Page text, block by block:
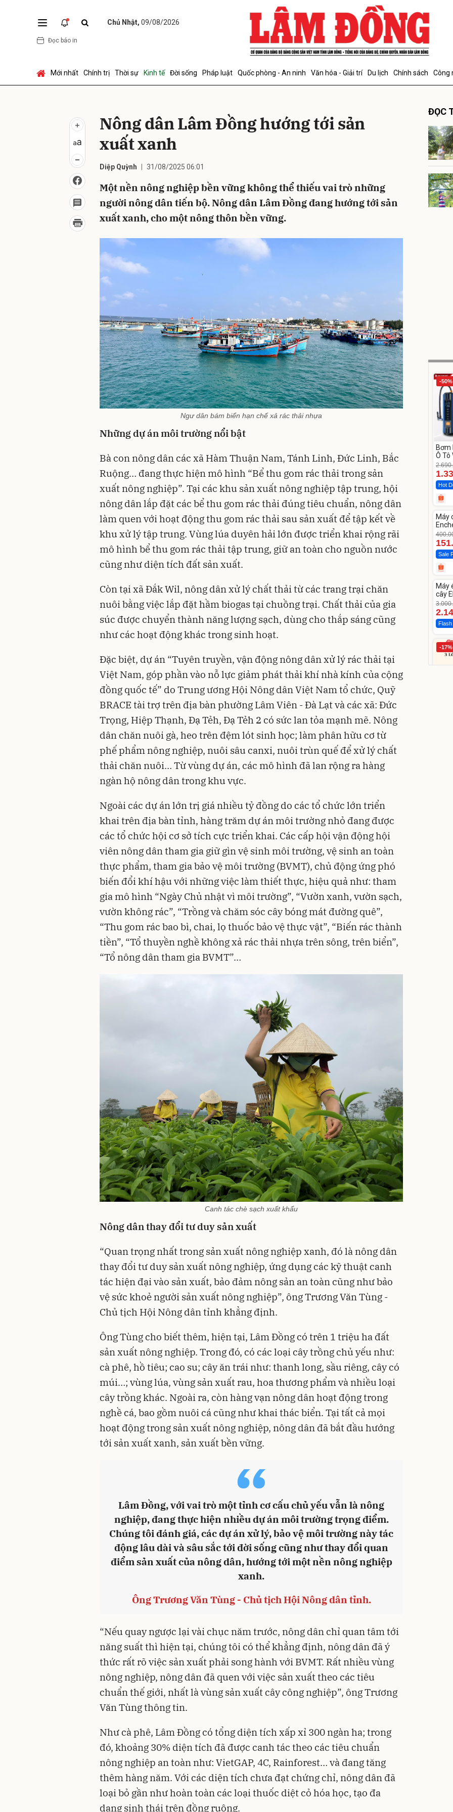
Chủ Nhật, 09/08/2026
Đọc báo in
Mới nhất Chính trị Thời sự Kinh tế Đời sống Pháp luật Quốc phòng - An ninh Văn hóa - Giải trí Du lịch Chính sách Công
Nông dân Lâm Ðồng hướng tới sản
xuất xanh
Diệp Quỳnh 31/08/2025 06:01
Một nền nông nghiệp bền vững không thể thiếu vai trò những
người nông dân tiến bộ. Nông dân Lâm Đồng đang hướng tới sản
xuất xanh, cho một nông thôn bền vững.
Ngư dân bám biển hạn chế xả rác thải nhựa
Những dự án môi trường nổi bật
Bà con nông dân các xã Hàm Thuận Nam, Tánh Linh, Đức Linh, Bắc
Ruộng… đang thực hiện mô hình “Bể thu gom rác thải trong sản
xuất nông nghiệp”. Tại các khu sản xuất nông nghiệp tập trung, hội
nông dân lắp đặt các bể thu gom rác thải đúng tiêu chuẩn, nông dân
làm quen với hoạt động thu gom rác thải sau sản xuất để tập kết về
khu xử lý tập trung. Vùng lúa duyên hải lớn được triển khai rộng rãi
mô hình bể thu gom rác thải tập trung, giữ an toàn cho nguồn nước
cũng như diện tích đất sản xuất.
Còn tại xã Đắk Wil, nông dân xử lý chất thải từ các trang trại chăn
nuôi bằng việc lắp đặt hầm biogas tại chuồng trại. Chất thải của gia
súc được chuyển thành năng lượng sạch, dùng cho thắp sáng cũng
như các hoạt động khác trong sinh hoạt.
Đặc biệt, dự án “Tuyên truyền, vận động nông dân xử lý rác thải tại
Việt Nam, góp phần vào nỗ lực giảm phát thải khí nhà kính của cộng
đồng quốc tế” do Trung ương Hội Nông dân Việt Nam tổ chức, Quỹ
BRACE tài trợ trên địa bàn phường Lâm Viên - Đà Lạt và các xã: Đức
Trọng, Hiệp Thạnh, Đạ Tẻh, Đạ Tẻh 2 có sức lan tỏa mạnh mẽ. Nông
dân chăn nuôi gà, heo trên đệm lót sinh học; làm phân hữu cơ từ
phế phẩm nông nghiệp, nuôi sâu canxi, nuôi trùn quế để xử lý chất
thải chăn nuôi… Từ vùng dự án, các mô hình đã lan rộng ra hàng
ngàn hộ nông dân trong khu vực.
Ngoài các dự án lớn trị giá nhiều tỷ đồng do các tổ chức lớn triển
khai trên địa bàn tỉnh, hàng trăm dự án môi trường nhỏ đang được
các tổ chức hội cơ sở tích cực triển khai. Các cấp hội vận động hội
viên nông dân tham gia giữ gìn vệ sinh môi trường, vệ sinh an toàn
thực phẩm, tham gia bảo vệ môi trường (BVMT), chủ động ứng phó
biến đổi khí hậu với những việc làm thiết thực, hiệu quả như: tham
gia mô hình “Ngày Chủ nhật vì môi trường”, “Vườn xanh, vườn sạch,
vườn không rác”, “Trồng và chăm sóc cây bóng mát đường quê”,
“Thu gom rác bao bì, chai, lọ thuốc bảo vệ thực vật”, “Biến rác thành
tiền”, “Tổ thuyền nghề không xả rác thải nhựa trên sông, trên biển”,
“Tổ nông dân tham gia BVMT”…
Canh tác chè sạch xuất khẩu
Nông dân thay đổi tư duy sản xuất
“Quan trọng nhất trong sản xuất nông nghiệp xanh, đó là nông dân
thay đổi tư duy sản xuất nông nghiệp, ứng dụng các kỹ thuật canh
tác hiện đại vào sản xuất, bảo đảm nông sản an toàn cũng như bảo
vệ sức khoẻ người sản xuất nông nghiệp”, ông Trương Văn Tùng -
Chủ tịch Hội Nông dân tỉnh khẳng định.
Ông Tùng cho biết thêm, hiện tại, Lâm Đồng có trên 1 triệu ha đất
sản xuất nông nghiệp. Trong đó, có các loại cây trồng chủ yếu như:
cà phê, hồ tiêu; cao su; cây ăn trái như: thanh long, sầu riêng, cây có
múi…; vùng lúa, vùng sản xuất rau, hoa thương phẩm và nhiều loại
cây trồng khác. Ngoài ra, còn hàng vạn nông dân hoạt động trong
nghề cá, bao gồm nuôi cá cũng như khai thác biển. Tại tất cả mọi
hoạt động trong sản xuất nông nghiệp, nông dân đã bắt đầu hướng
tới sản xuất xanh, sản xuất bền vững.
“
Lâm Đồng, với vai trò một tỉnh cơ cấu chủ yếu vẫn là nông
nghiệp, đang thực hiện nhiều dự án môi trường trọng điểm.
Chúng tôi đánh giá, các dự án xử lý, bảo vệ môi trường này tác
động lâu dài và sâu sắc tới đời sống cũng như thay đổi quan
điểm sản xuất của nông dân, hướng tới một nền nông nghiệp
xanh.
Ông Trương Văn Tùng - Chủ tịch Hội Nông dân tỉnh.
“Nếu quay ngược lại vài chục năm trước, nông dân chỉ quan tâm tới
năng suất thì hiện tại, chúng tôi có thể khẳng định, nông dân đã ý
thức rất rõ việc sản xuất phải song hành với BVMT. Rất nhiều vùng
nông nghiệp, nông dân đã quen với việc sản xuất theo các tiêu
chuẩn thế giới, nhất là vùng sản xuất cây công nghiệp”, ông Trương
Văn Tùng thông tin.
Như cà phê, Lâm Đồng có tổng diện tích xấp xỉ 300 ngàn ha; trong
đó, khoảng 30% diện tích đã được canh tác theo các tiêu chuẩn
nông nghiệp an toàn như: VietGAP, 4C, Rainforest… và đang tăng
thêm hàng năm. Với các diện tích chưa đạt chứng chỉ, nông dân đã
loại bỏ gần như hoàn toàn các loại thuốc diệt cỏ hóa học, tạo đa
dạng sinh thái trên đồng ruộng.
ĐỌC
-50%
Bơm
Ô Tô
Hot
-62%
Máy
dao
Sale
-28%
Máy
cây
Flash
-17%
Gửi bình luận